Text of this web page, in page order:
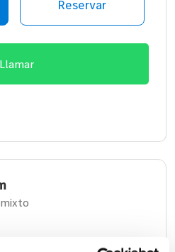
Reservar
Llamar